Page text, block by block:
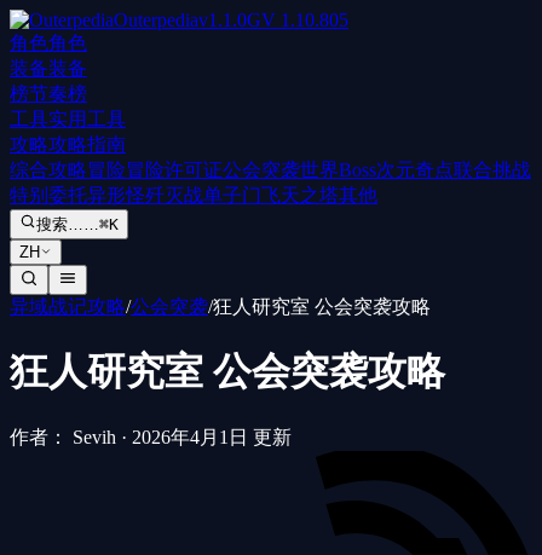
Outerpediav1.1.0GV 1.10.805
角色角色
装备装备
榜节奏榜
工具实用工具
攻略攻略指南
综合攻略冒险冒险许可证公会突袭世界Boss次元奇点联合挑战
特别委托异形怪歼灭战单子门飞天之塔其他
搜索……⌘K
ZH
异域战记攻略/公会突袭/狂人研究室 公会突袭攻略
狂人研究室 公会突袭攻略
作者： Sevih · 2026年4月1日 更新